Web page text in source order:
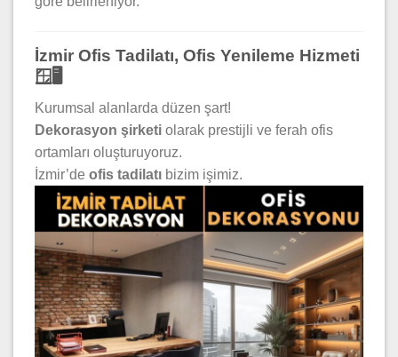
İzmir Ofis Tadilatı, Ofis Yenileme Hizmeti
🪟🖥️
Kurumsal alanlarda düzen şart!
Dekorasyon şirketi olarak prestijli ve ferah ofis
ortamları oluşturuyoruz.
İzmir’de ofis tadilatı bizim işimiz.